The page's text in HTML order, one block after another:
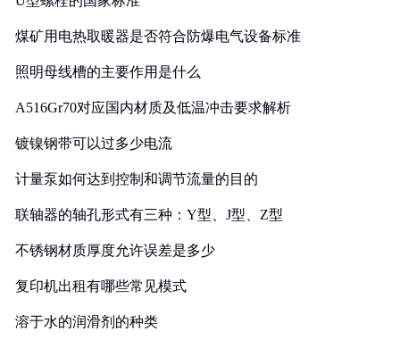
煤矿用电热取暖器是否符合防爆电气设备标准
照明母线槽的主要作用是什么
A516Gr70对应国内材质及低温冲击要求解析
镀镍钢带可以过多少电流
计量泵如何达到控制和调节流量的目的
联轴器的轴孔形式有三种：Y型、J型、Z型
不锈钢材质厚度允许误差是多少
复印机出租有哪些常见模式
溶于水的润滑剂的种类